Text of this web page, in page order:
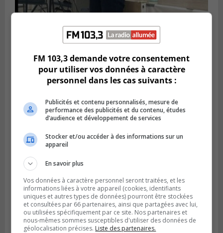
Climat Québec dévoile deux candidats
pour l’Agglomération
Longueuil conclue un contrat pour
valoriser des cendres d’incinération
FM 103,3 demande votre consentement
pour utiliser vos données à caractère
personnel dans les cas suivants :
Publicités et contenu personnalisés, mesure de
performance des publicités et du contenu, études
d’audience et développement de services
Stocker et/ou accéder à des informations sur un
appareil
En savoir plus
Vos données à caractère personnel seront traitées, et les
informations liées à votre appareil (cookies, identifiants
uniques et autres types de données) pourront être stockées
et consultées par 66 partenaires, ainsi que partagées avec lui,
ou utilisées spécifiquement par ce site. Nos partenaires et
nous-mêmes sommes susceptibles d'utiliser des données de
géolocalisation précises. Liste des partenaires.